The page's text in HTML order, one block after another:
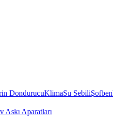
DondurucuKlimaSu SebiliŞofben
Askı Aparatları